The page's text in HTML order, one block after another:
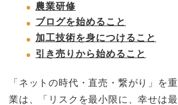
農業研修
ブログを始めること
加工技術を身につけること
引き売りから始めること
「ネットの時代・直売・繋がり」を
業は、「リスクを最小限に、幸せは